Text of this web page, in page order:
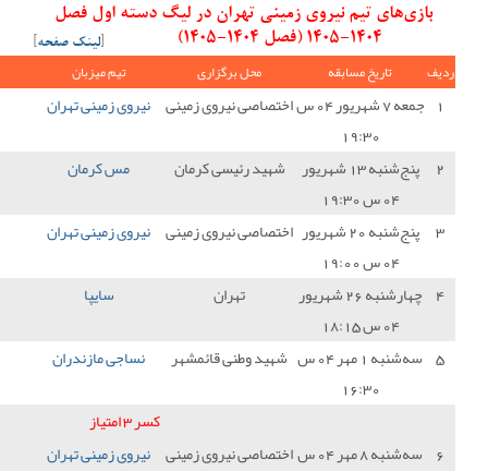
در لیگ دسته اول فصل
[لینک صفحه]
برگزاری تیم میزبان نتیجه تیم میهمان
نیروی زمینی نیروی زمینی تهران 0 - 1 نود ارومیه
کرمان مس کرمان 0 - 1 نیروی زمینی تهران
نیروی زمینی نیروی زمینی تهران 1 - 0 پالایش نفت بندرعباس
سایپا 1 - 0 نیروی زمینی تهران
قائمشهر نساجی مازندران 1 - 0 نیروی زمینی تهران
نیروی زمینی نیروی زمینی تهران 0 - 2 بعثت کرمانشاه